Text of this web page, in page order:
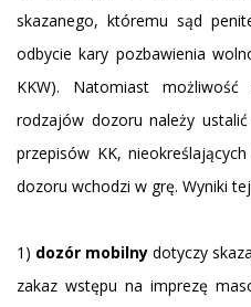
skazanego, któremu sąd
odbycie kary pozbawienia
KKW). Natomiast możliwość
rodzajów dozoru należy
przepisów KK,
dozoru wchodzi w grę. Wyniki
1) dozór mobilny dotyczy
zakaz wstępu na imprezę